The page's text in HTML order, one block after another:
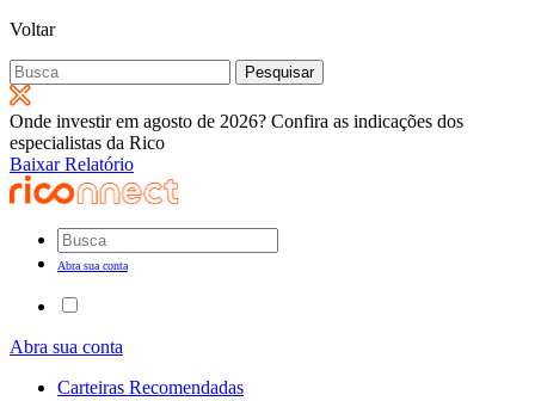
Voltar
Pesquisar
por:
Onde investir em agosto de 2026? Confira as indicações dos
especialistas da Rico
Baixar Relatório
Abra sua conta
Abra sua conta
Carteiras Recomendadas